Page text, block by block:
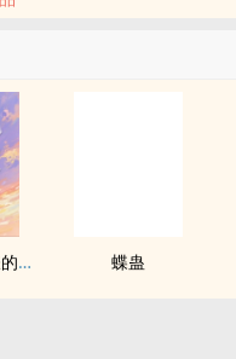
贵族学院万人嫌的训狗日常【NP】 蝶蛊